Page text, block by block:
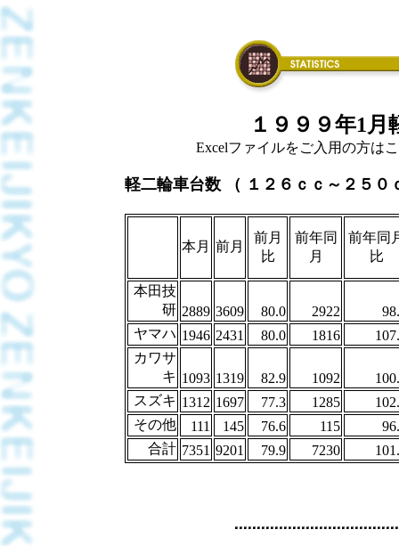
１９９９年1
Excelファイルをご入用の方は
軽二輪車台数 （ １２６ｃｃ～２５０
本月 前月
前月
比
前年同
月
前年同
比
本田技
研 2889 3609 80.0 2922
ヤマハ 1946 2431 80.0 1816
カワサ
キ 1093 1319 82.9 1092
スズキ 1312 1697 77.3 1285
その他
111 145 76.6 115
合計 7351 9201 79.9 7230